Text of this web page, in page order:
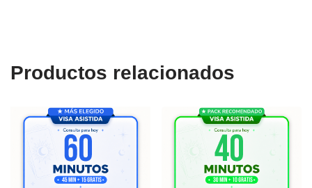
Productos relacionados